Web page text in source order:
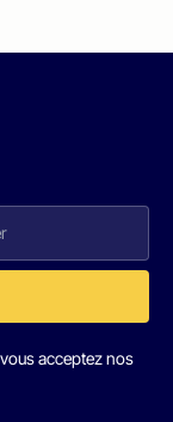
acceptez nos